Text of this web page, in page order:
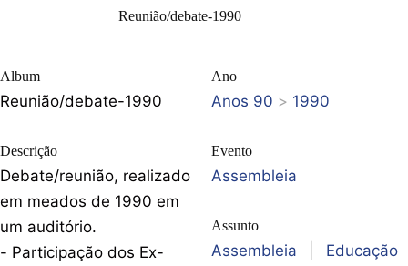
Reunião/debate-1990
Album
Reunião/debate-1990
Descrição
Debate/reunião, realizado
em meados de 1990 em
um auditório.
- Participação dos Ex-
Ano
Anos 90 > 1990
Evento
Assembleia
Assunto
Assembleia Educação